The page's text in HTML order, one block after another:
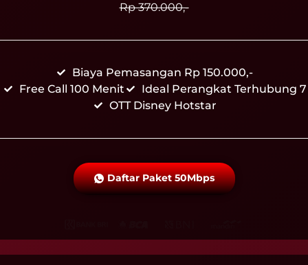
Rp 370.000,-
Biaya Pemasangan Rp 150.000,-
Free Call 100 Menit
Ideal Perangkat Terhubung 7
OTT Disney Hotstar
Daftar Paket 50Mbps